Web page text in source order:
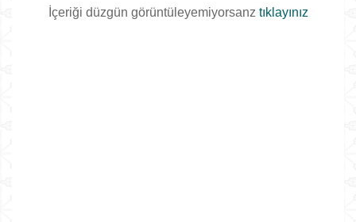
İçeriği düzgün görüntüleyemiyorsanz tıklayınız